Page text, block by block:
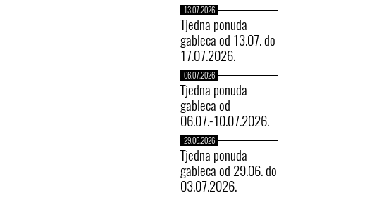
13.07.2026
Tjedna ponuda
gableca od 13.07. do
17.07.2026.
06.07.2026
Tjedna ponuda
gableca od
06.07.-10.07.2026.
29.06.2026
Tjedna ponuda
gableca od 29.06. do
03.07.2026.